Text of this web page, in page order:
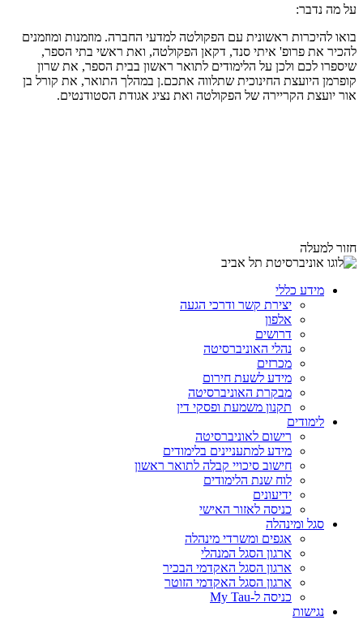
על מה נדבר:
בואו להיכרות ראשונית עם הפקולטה למדעי החברה. מוזמנות ומוזמנים
להכיר את פרופ' איתי סנד, דקאן הפקולטה, ואת ראשי בתי הספר,
שיספרו לכם ולכן על הלימודים לתואר ראשון בבית הספר, את שרון
קופרמן היועצת החינוכית שתלווה אתכם.ן במהלך התואר, את קורל בן
אור יועצת הקריירה של הפקולטה ואת נציג אגודת הסטודנטים.
חזור למעלה
מידע כללי
יצירת קשר ודרכי הגעה
אלפון
דרושים
נהלי האוניברסיטה
מכרזים
מידע לשעת חירום
מבקרת האוניברסיטה
תקנון משמעת ופסקי דין
לימודים
רישום לאוניברסיטה
מידע למתעניינים בלימודים
חישוב סיכויי קבלה לתואר ראשון
לוח שנת הלימודים
ידיעונים
כניסה לאזור האישי
סגל ומינהלה
אגפים ומשרדי מינהלה
ארגון הסגל המנהלי
ארגון הסגל האקדמי הבכיר
ארגון הסגל האקדמי הזוטר
כניסה ל-My Tau
נגישות